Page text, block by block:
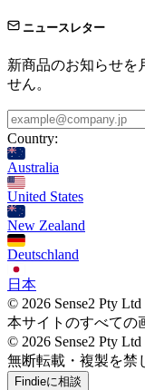
ニュースレター
新商品のお知らせを
せん。
Country:
Australia
United States
New Zealand
Deutschland
日本
© 2026 Sense2 Pty Ltd
本サイトのすべての
© 2026 Sense2 Pty
無断転載・複製を禁
Findieに相談